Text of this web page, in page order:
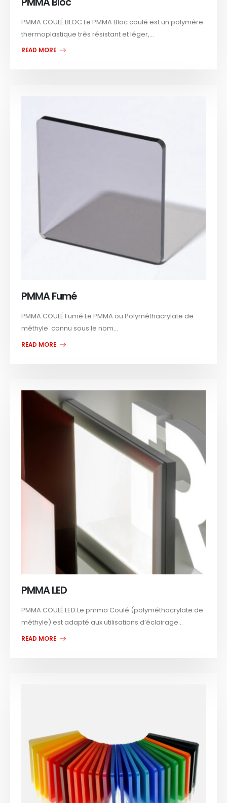
PMMA COULÉ BLOC Le PMMA Bloc coulé est un polymère
thermoplastique très résistant et léger,...
READ MORE
PMMA Fumé
PMMA COULÉ Fumé Le PMMA ou Polyméthacrylate de
méthyle connu sous le nom...
READ MORE
PMMA LED
PMMA COULÉ LED Le pmma Coulé (polyméthacrylate de
méthyle) est adapté aux utilisations d’éclairage...
READ MORE